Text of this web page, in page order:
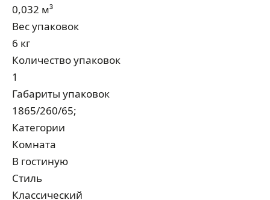
0,032 м³
Вес упаковок
6 кг
Количество упаковок
1
Габариты упаковок
1865/260/65;
Категории
Комната
В гостиную
Стиль
Классический